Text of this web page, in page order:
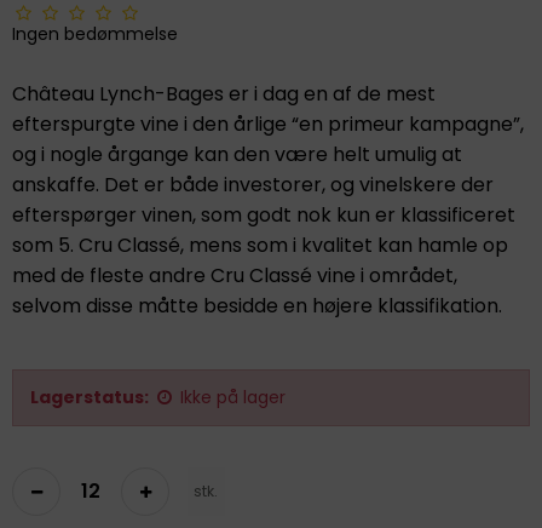
Ingen bedømmelse
Château Lynch-Bages er i dag en af de mest
efterspurgte vine i den årlige “en primeur kampagne”,
og i nogle årgange kan den være helt umulig at
anskaffe. Det er både investorer, og vinelskere der
efterspørger vinen, som godt nok kun er klassificeret
som 5. Cru Classé, mens som i kvalitet kan hamle op
med de fleste andre Cru Classé vine i området,
selvom disse måtte besidde en højere klassifikation.
Lagerstatus: Ikke på lager
stk.